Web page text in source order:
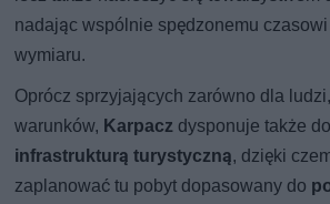
nadając wspólnie spędzonemu
wymiaru.
Oprócz sprzyjających zarówno dla
warunków, Karpacz dysponuje także
infrastrukturą turystyczną, dzięki
zaplanować tu pobyt dopasowany do